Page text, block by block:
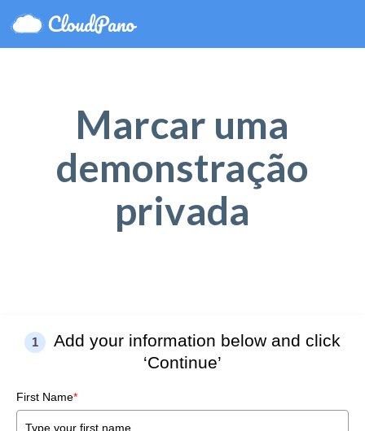
Marcar uma
demonstração
privada
1
Add your information below and click
‘Continue’
First Name*